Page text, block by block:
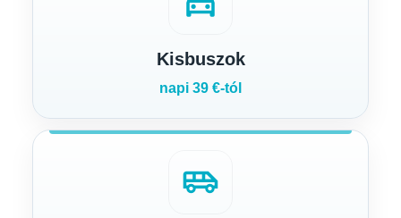
Kisbuszok
napi 39 €-tól
airport_shuttle